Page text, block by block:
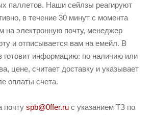
паллетов. Наши сейлзы реагируют
в течение 30 минут с момента
на электронную почту, менеджер
и отписывается вам на емейл. В
готовит информацию: по наличию или
цене, считает доставку и указывает
оплаты счета.
почту spb@0ffer.ru с указанием ТЗ по